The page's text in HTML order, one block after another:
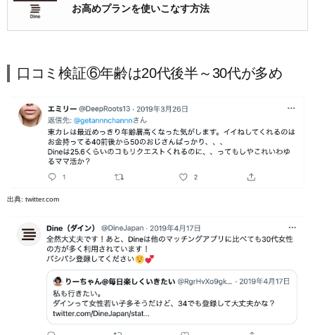
お高めプランを使いこなす方法
口コミ検証⑥年齢は20代後半～30代が多め
出典: twitter.com